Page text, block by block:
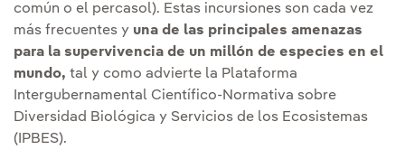
común o el percasol). Estas incursiones son cada vez
más frecuentes y una de las principales amenazas
para la supervivencia de un millón de especies en el
mundo, tal y como advierte la Plataforma
Intergubernamental Científico-Normativa sobre
Diversidad Biológica y Servicios de los Ecosistemas
(IPBES).